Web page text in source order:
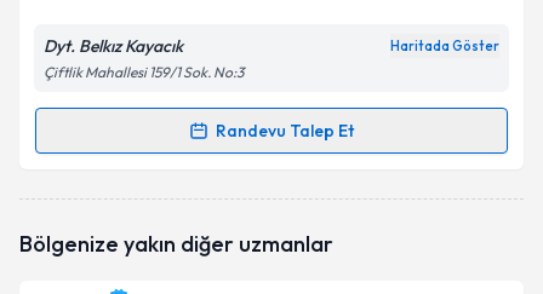
Dyt. Belkız Kayacık Haritada Göster
Çiftlik Mahallesi 159/1 Sok. No:3
Randevu Talep Et
Randevu Takvimi Talebi
oluşturun. Size bu uzmandan randevu almanız için bir
Bölgenize yakın diğer uzmanlar